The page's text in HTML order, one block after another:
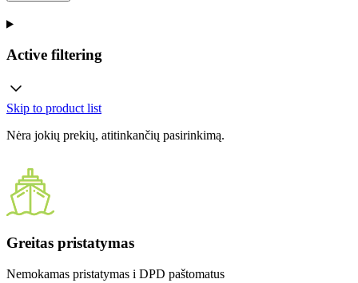
Active filtering
Skip to product list
Nėra jokių prekių, atitinkančių pasirinkimą.
Greitas pristatymas
Nemokamas pristatymas i DPD paštomatus